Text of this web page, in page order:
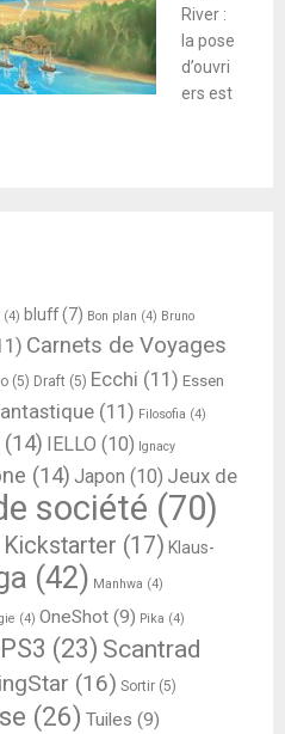
River :
la pose
d’ouvri
ers est
(4) bluff(7) Bon plan (4) Bruno
Carnets de Voyages
(5) Draft (5) Ecchi (11) Essen
(11) Filosofia (4)
(14) IELLO (10) Ignacy
(14) Japon (10) Jeux de
société (70)
Kickstarter (17) Klaus-
(42) Manhwa (4)
(4) OneShot (9) Pika (4)
PS3 (23) Scantrad
(16) Sortir (5)
(26) Tuiles (9)